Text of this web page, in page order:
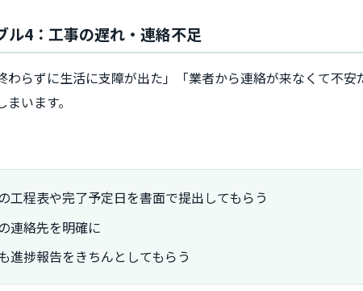
ル4：工事の遅れ・連絡不足
わらずに生活に支障が出た」「業者から連絡が来なくて不
います。
工程表や完了予定日を書面で提出してもらう
連絡先を明確に
進捗報告をきちんとしてもらう